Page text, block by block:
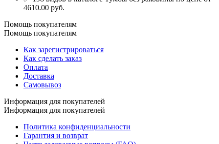
4610.00 руб.
Помощь покупателям
Помощь покупателям
Как зарегистрироваться
Как сделать заказ
Оплата
Доставка
Самовывоз
Информация для покупателей
Информация для покупателей
Политика конфиденциальности
Гарантия и возврат